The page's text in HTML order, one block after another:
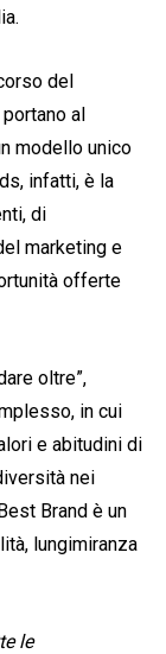
del
al
modello unico
infatti, è la
di
marketing e
offerte
oltre”,
in cui
e abitudini di
nei
Brand è un
lungimiranza
le